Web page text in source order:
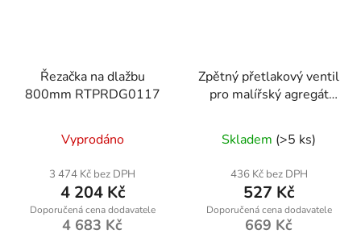
Řezačka na dlažbu
800mm RTPRDG0117
Vyprodáno
3 474 Kč bez DPH
4 204 Kč
4 683 Kč
Zpětný přetlakový ventil
pro malířský agregát
1500M-ZZ
Skladem (>5 ks)
436 Kč bez DPH
527 Kč
669 Kč